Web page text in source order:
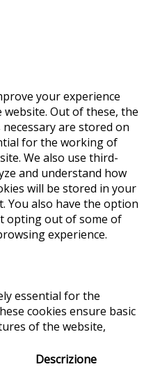
your experience
Out of these, the
are stored on
for the working of
We also use third-
and understand how
will be stored in your
You also have the option
opting out of some of
experience.
essential for the
cookies ensure basic
of the website,
Descrizione